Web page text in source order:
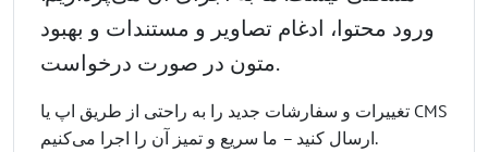
ورود محتوا، ادغام تصاویر و مستندات و بهبود
متون در صورت درخواست.
تغییرات و سفارشات جدید را به راحتی از طریق اپ یا CMS
ارسال کنید – ما سریع و تمیز آن را اجرا می‌کنیم.